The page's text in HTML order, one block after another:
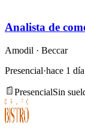
Analista de
Amodil · Beccar
Presencial·hace 1 día
PresencialSin